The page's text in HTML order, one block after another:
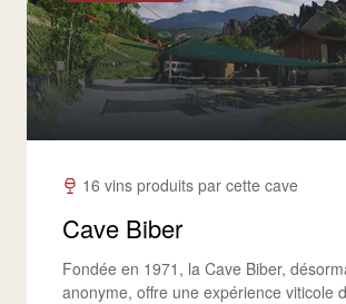
16 vins produits par cette cave
Cave Biber
Fondée en 1971, la Cave Biber,
anonyme, offre une expérience viticole